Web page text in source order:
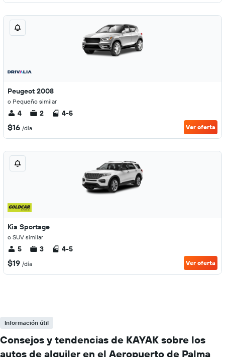
Peugeot 2008
o Pequeño similar
4 2 4-5
$16 /día Ver oferta
Kia Sportage
o SUV similar
5 3 4-5
$19 /día Ver oferta
Información útil
Consejos y tendencias de KAYAK sobre los
autos de alquiler en el Aeropuerto de Palma